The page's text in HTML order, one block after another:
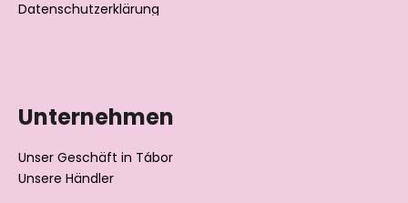
Datenschutzerklärung
Unternehmen
Unser Geschäft in Tábor
Unsere Händler